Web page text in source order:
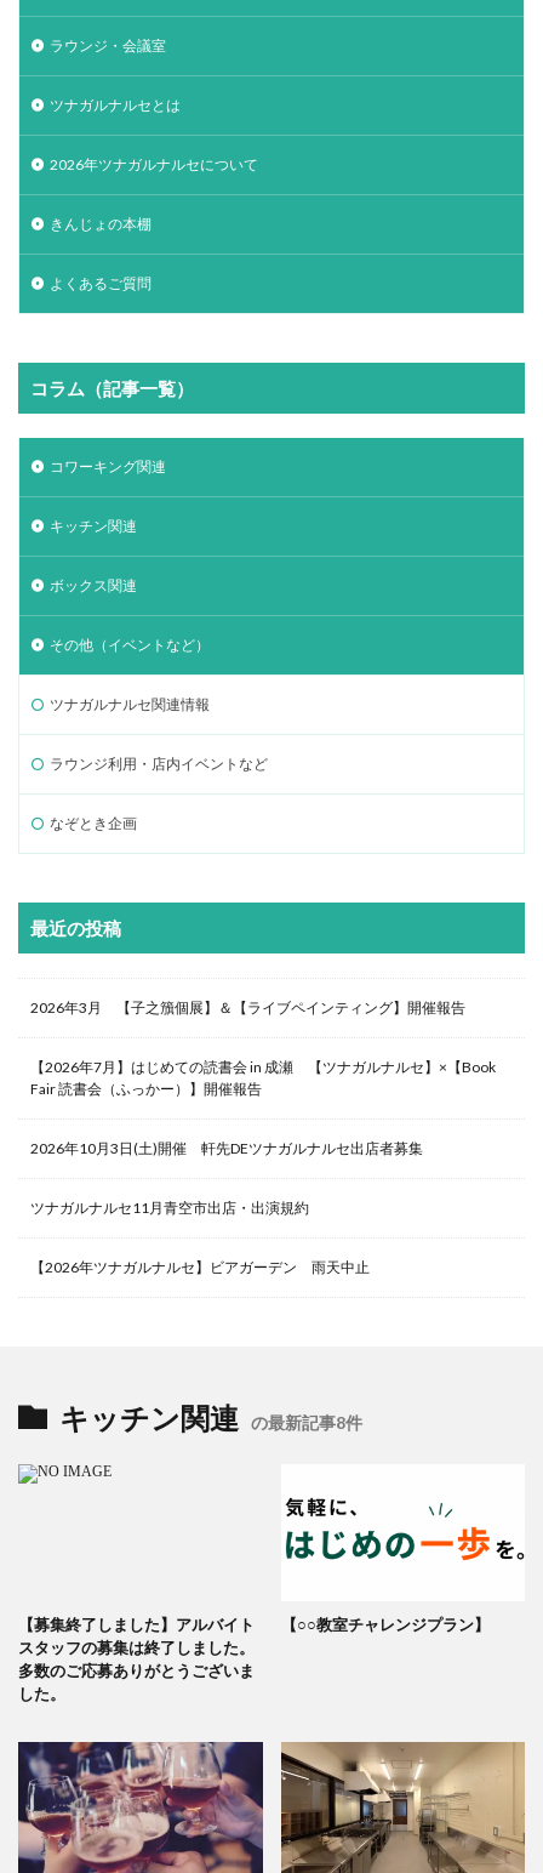
ラウンジ・会議室
ツナガルナルセとは
2026年ツナガルナルセについて
きんじょの本棚
よくあるご質問
コラム（記事一覧）
コワーキング関連
キッチン関連
ボックス関連
その他（イベントなど）
ツナガルナルセ関連情報
ラウンジ利用・店内イベントなど
なぞとき企画
最近の投稿
2026年3月 【子之籏個展】＆【ライブペインティング】開催報告
【2026年7月】はじめての読書会 in 成瀬 【ツナガルナルセ】×【Book
Fair 読書会（ふっかー）】開催報告
2026年10月3日(土)開催 軒先DEツナガルナルセ出店者募集
ツナガルナルセ11月青空市出店・出演規約
【2026年ツナガルナルセ】ビアガーデン 雨天中止
キッチン関連 の最新記事8件
【募集終了しました】アルバイト
スタッフの募集は終了しました。
多数のご応募ありがとうございま
した。
【○○教室チャレンジプラン】